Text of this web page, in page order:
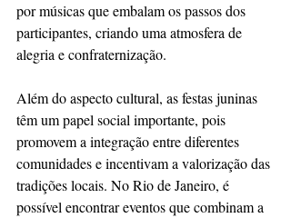
por músicas que embalam os passos dos
participantes, criando uma atmosfera de
alegria e confraternização.
Além do aspecto cultural, as festas juninas
têm um papel social importante, pois
promovem a integração entre diferentes
comunidades e incentivam a valorização das
tradições locais. No Rio de Janeiro, é
possível encontrar eventos que combinam a